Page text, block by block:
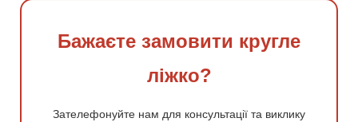
Бажаєте замовити кругле
ліжко?
Зателефонуйте нам для консультації та виклику